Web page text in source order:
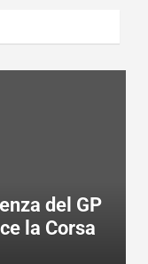
del GP
la Corsa